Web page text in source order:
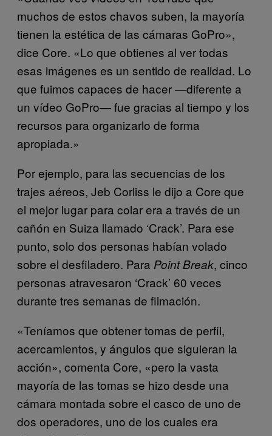
muchos de estos chavos suben, la mayoría
tienen la estética de las cámaras GoPro»,
dice Core. «Lo que obtienes al ver todas
esas imágenes es un sentido de realidad. Lo
que fuimos capaces de hacer —diferente a
un vídeo GoPro— fue gracias al tiempo y los
recursos para organizarlo de forma
apropiada.»
Por ejemplo, para las secuencias de los
trajes aéreos, Jeb Corliss le dijo a Core que
el mejor lugar para colar era a través de un
cañón en Suiza llamado ‘Crack’. Para ese
punto, solo dos personas habían volado
sobre el desfiladero. Para Point Break, cinco
personas atravesaron ‘Crack’ 60 veces
durante tres semanas de filmación.
«Teníamos que obtener tomas de perfil,
acercamientos, y ángulos que siguieran la
acción», comenta Core, «pero la vasta
mayoría de las tomas se hizo desde una
cámara montada sobre el casco de uno de
dos operadores, uno de los cuales era